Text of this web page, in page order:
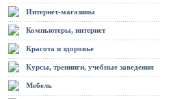
Интернет-магазины
Компьютеры, интернет
Красота и здоровье
Курсы, тренинги, учебные заведения
Мебель